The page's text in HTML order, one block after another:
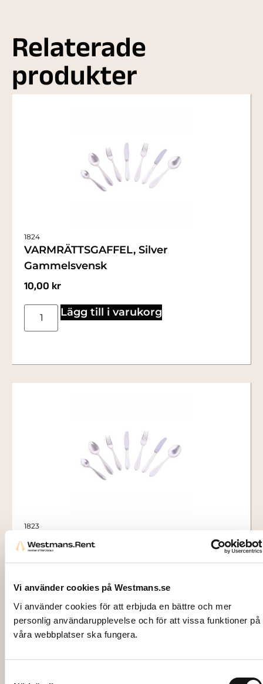
Vi använder cookies på Westmans.se
Vi använder cookies för att erbjuda en bättre och mer
personlig användarupplevelse och för att vissa funktioner på
våra webbplatser ska fungera.
Relaterade
produkter
1824
VARMRÄTTSGAFFEL, Silver
Gammelsvensk
10,00 kr
Lägg till i varukorg
1823
VARMRÄTTSKNIV, Silver Gammelsvensk
Lägg till i varukorg